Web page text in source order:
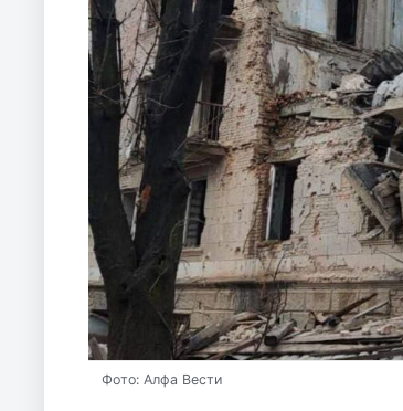
Фото: Алфа Вести